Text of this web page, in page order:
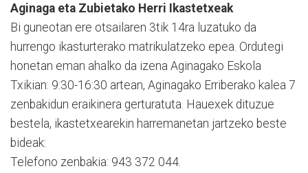
Aginaga eta Zubietako Herri Ikastetxeak
Bi guneotan ere otsailaren 3tik 14ra luzatuko da
hurrengo ikasturterako matrikulatzeko epea. Ordutegi
honetan eman ahalko da izena Aginagako Eskola
Txikian: 9:30-16:30 artean, Aginagako Erriberako kalea 7
zenbakidun eraikinera gerturatuta. Hauexek dituzue
bestela, ikastetxearekin harremanetan jartzeko beste
bideak:
Telefono zenbakia: 943 372 044.